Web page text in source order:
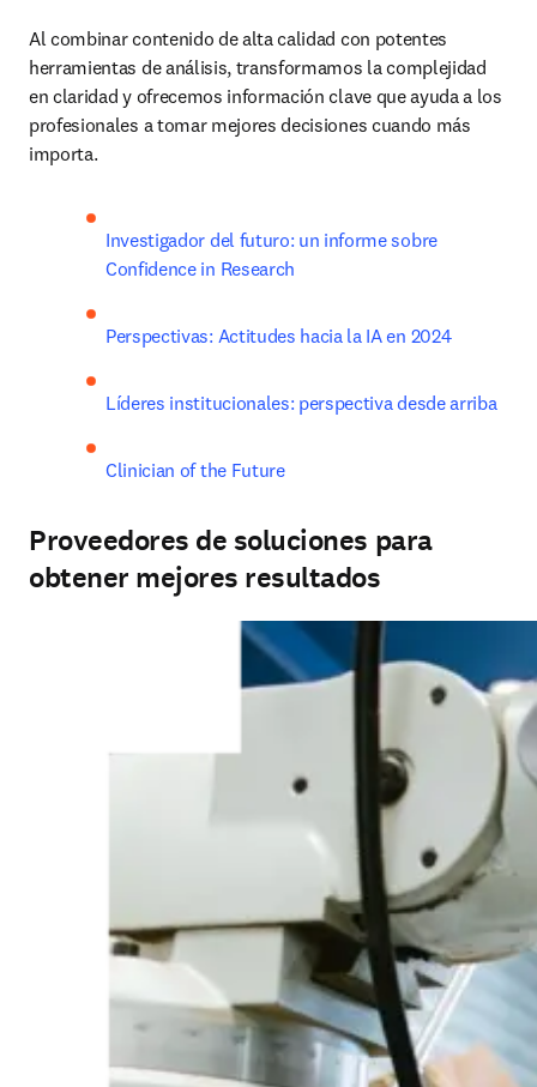
Al combinar contenido de alta calidad con potentes
herramientas de análisis, transformamos la complejidad
en claridad y ofrecemos información clave que ayuda a los
profesionales a tomar mejores decisiones cuando más
importa.
Investigador del futuro: un informe sobre
Confidence in Research
Perspectivas: Actitudes hacia la IA en 2024
Líderes institucionales: perspectiva desde arriba
Clinician of the Future
Proveedores de soluciones para
obtener mejores resultados